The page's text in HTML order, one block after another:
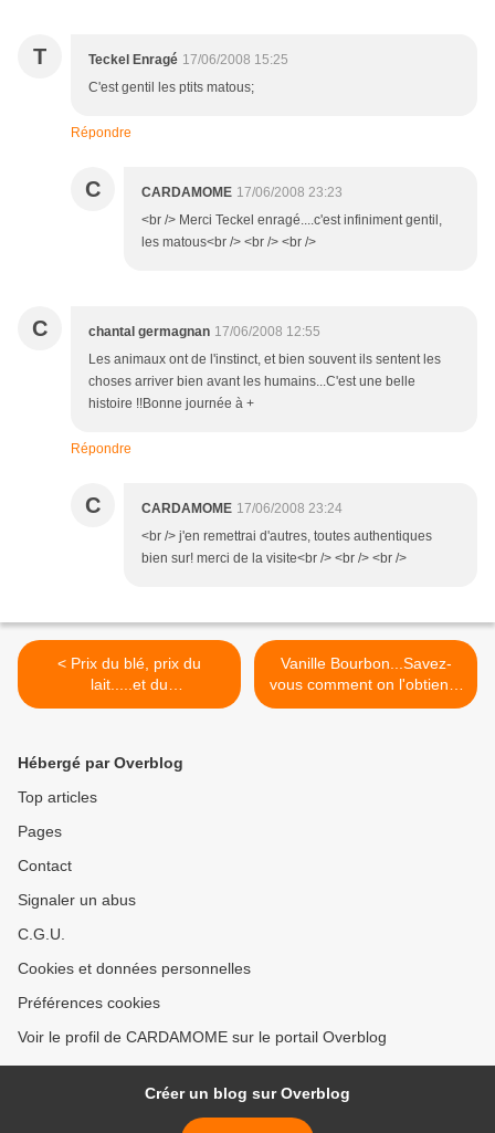
T Teckel Enragé 17/06/2008 15:25
C'est gentil les ptits matous;
Répondre
C CARDAMOME 17/06/2008 23:23
<br /> Merci Teckel enragé....c'est infiniment gentil,
les matous<br /> <br /> <br />
C chantal germagnan 17/06/2008 12:55
Les animaux ont de l'instinct, et bien souvent ils sentent les
choses arriver bien avant les humains...C'est une belle
histoire !!Bonne journée à +
Répondre
C CARDAMOME 17/06/2008 23:24
<br /> j'en remettrai d'autres, toutes authentiques
bien sur! merci de la visite<br /> <br /> <br />
< Prix du blé, prix du
lait.....et du
reste...constatations
Vanille Bourbon...Savez-
vous comment on l'obtient?
>
Hébergé par Overblog
Top articles
Pages
Contact
Signaler un abus
C.G.U.
Cookies et données personnelles
Préférences cookies
Voir le profil de CARDAMOME sur le portail Overblog
Créer un blog sur Overblog